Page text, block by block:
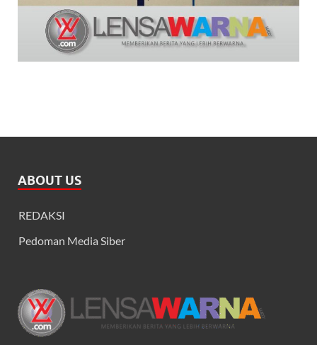
ABOUT US
REDAKSI
Pedoman Media Siber